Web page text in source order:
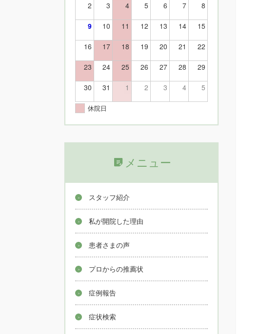
2 3 4 5 6 7 8
9 10 11 12 13 14 15
16 17 18 19 20 21 22
23 24 25 26 27 28 29
30 31 1 2 3 4 5
休院日
メニュー
スタッフ紹介
私が開院した理由
患者さまの声
プロからの推薦状
症例報告
症状検索